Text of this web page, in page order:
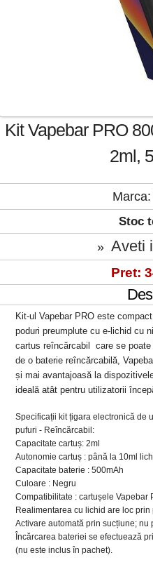
Kit Vapebar PRO
2ml,
Marca:
Stoc
» Aveti
Pret:
Kit-ul Vapebar PRO este
poduri preumplute cu e-lichid cu
cartus reîncărcabil care se
de o baterie reîncărcabilă,
și mai avantajoasă la
ideală atât pentru utilizatorii
Specificații kit țigara electronică de
pufuri - Reîncărcabil:
Capacitate cartuș: 2ml
Autonomie cartuș : până la 10ml
Capacitate baterie : 500mAh
Culoare : Negru
Compatibilitate : cartușele Vapebar
Realimentarea cu lichid are loc prin
Activare automată prin sucțiune; nu
Încărcarea bateriei se efectuează
(nu este inclus în pachet).